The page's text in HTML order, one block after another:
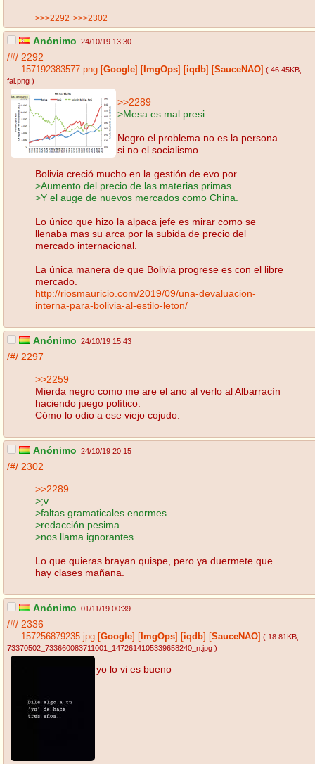
>>>2292 >>>2302
Anónimo 24/10/19 13:30
/#/ 2292
157192383577.png Google ImgOps iqdb SauceNAO ( 46.45KB
fal.png )
>>2289
>Mesa es mal presi
Negro el problema no es la persona
si no el socialismo.
Bolivia creció mucho en la gestión de evo por.
>Aumento del precio de las materias primas.
>Y el auge de nuevos mercados como China.
Lo único que hizo la alpaca jefe es mirar como se
llenaba mas su arca por la subida de precio del
mercado internacional.
La única manera de que Bolivia progrese es con el libre
mercado.
http://riosmauricio.com/2019/09/una-devaluacion-
interna-para-bolivia-al-estilo-leton/
Anónimo 24/10/19 15:43
/#/ 2297
>>2259
Mierda negro como me are el ano al verlo al Albarracín
haciendo juego político.
Cómo lo odio a ese viejo cojudo.
Anónimo 24/10/19 20:15
/#/ 2302
>>2289
>;v
>faltas gramaticales enormes
>redacción pesima
>nos llama ignorantes
Lo que quieras brayan quispe, pero ya duermete que
hay clases mañana.
Anónimo 01/11/19 00:39
/#/ 2336
157256879235.jpg Google ImgOps iqdb SauceNAO ( 18.81KB
73370502_733660083711001_1472614105339658240_n.jpg )
yo lo vi es bueno